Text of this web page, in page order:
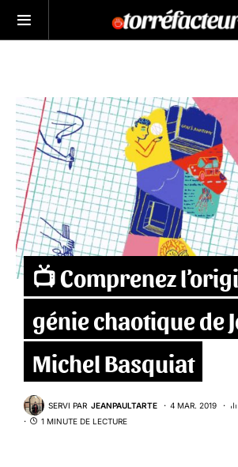
📺 Comprenez
génie chaotique de
Michel Basquiat
SERVI PAR JEANPAULTARTE 4 MAR. 2019
1 MINUTE DE LECTURE